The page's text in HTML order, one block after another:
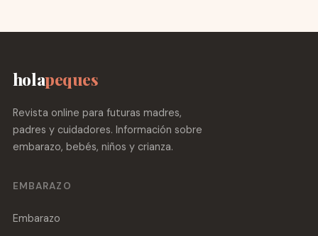
holapeques
Revista online para futuras madres,
padres y cuidadores. Información sobre
embarazo, bebés, niños y crianza.
EMBARAZO
Embarazo